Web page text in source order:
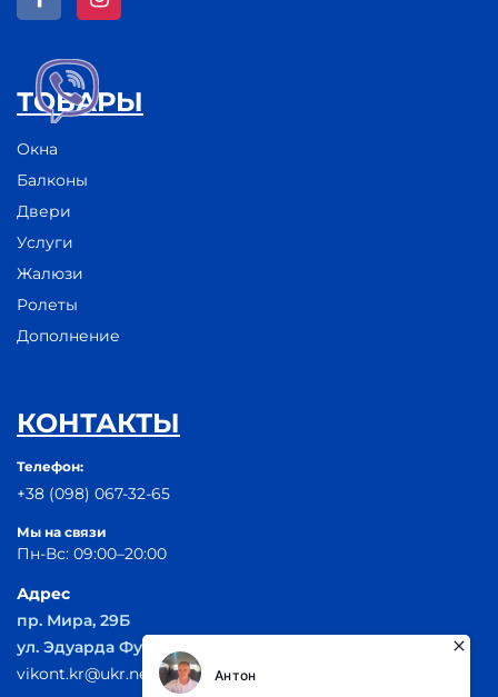
ТОВАРЫ
Окна
Балконы
Двери
Услуги
Жалюзи
Ролеты
Дополнение
КОНТАКТЫ
Телефон:
+38 (098) 067-32-65
Мы на связи
Пн-Вс: 09:00–20:00
Адрес
пр. Мира, 29Б
ул. Эдуарда Фукса 55
vikont.kr@ukr.net